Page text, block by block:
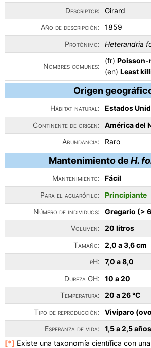
Descriptor:
Girard
Año de descripción:
1859
Protónimo:
Heterandria
Nombres comunes:
(fr) Poisson-
(en) Least
Origen
Hábitat natural:
Estados
Continente de origen:
América del
Abundancia:
Raro
Mantenimiento deH.
Mantenimiento:
Fácil
Para el acuarófilo:
Principiante
Número de individuos:
Gregario (>
Volumen:
20 litros
Tamaño:
2,0 a 3,6 cm
pH:
7,0 a 8,0
Dureza GH:
10 a 20
Temperatura:
20 a 26 °C
Tipo de reproducción:
Vivíparo
Esperanza de vida:
1,5 a 2,5 años
[*] Existe una taxonomía científica con